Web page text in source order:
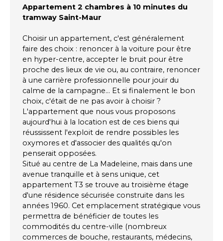
Appartement 2 chambres à 10 minutes du
tramway Saint-Maur
Choisir un appartement, c'est généralement
faire des choix : renoncer à la voiture pour être
en hyper-centre, accepter le bruit pour être
proche des lieux de vie ou, au contraire, renoncer
à une carrière professionnelle pour jouir du
calme de la campagne... Et si finalement le bon
choix, c'était de ne pas avoir à choisir ?
L'appartement que nous vous proposons
aujourd'hui à la location est de ces biens qui
réussissent l'exploit de rendre possibles les
oxymores et d'associer des qualités qu'on
penserait opposées.
Situé au centre de La Madeleine, mais dans une
avenue tranquille et à sens unique, cet
appartement T3 se trouve au troisième étage
d'une résidence sécurisée construite dans les
années 1960. Cet emplacement stratégique vous
permettra de bénéficier de toutes les
commodités du centre-ville (nombreux
commerces de bouche, restaurants, médecins,